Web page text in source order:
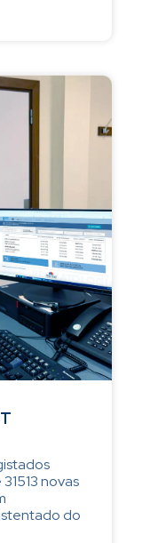
novas
do